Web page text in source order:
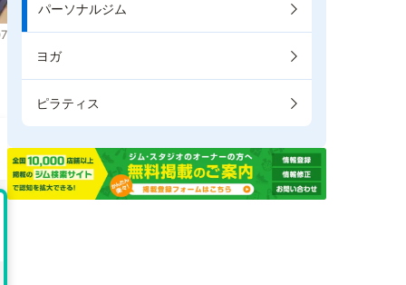
パーソナルジム
ヨガ
ピラティス